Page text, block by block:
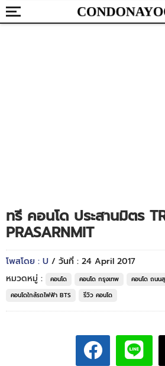
ทรี คอนโด ประสานมิตร
PRASARNMIT
โพสโดย : U / วันที่ : 24 April 2017
หมวดหมู่ :
คอนโด คอนโด กรุงเทพ คอนโด ถนน
คอนโดใกล้รถไฟฟ้า BTS
รีวิว คอนโด